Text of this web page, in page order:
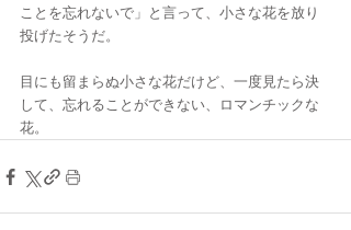
ことを忘れないで」と言って、小さな花を放り
投げたそうだ。
目にも留まらぬ小さな花だけど、一度見たら決
して、忘れることができない、ロマンチックな
花。